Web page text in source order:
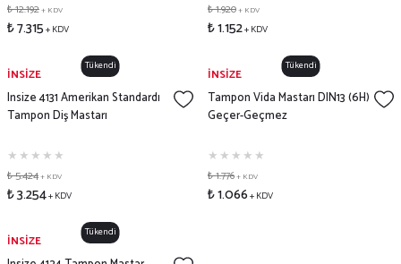
₺ 12.192+ KDV
₺ 7.315+ KDV
₺ 1.920+ KDV
₺ 1.152+ KDV
Tükendi
İNSİZE
Insize 4131 Amerikan Standardı
Tampon Diş Mastarı
₺ 5.424+ KDV
₺ 3.254+ KDV
Tükendi
İNSİZE
Tampon Vida Mastarı DIN13 (6H)
Geçer-Geçmez
₺ 1.776+ KDV
₺ 1.066+ KDV
Tükendi
İNSİZE